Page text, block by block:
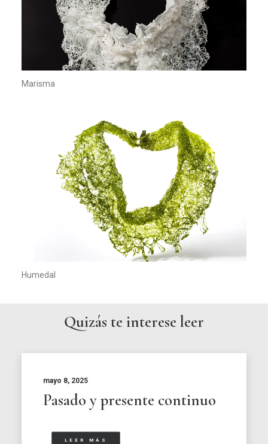
Marisma
Humedal
Quizás te interese leer
mayo 8, 2025
Pasado y presente continuo
LEER MÁS